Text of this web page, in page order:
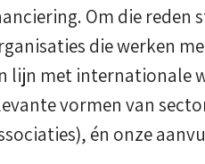
Om die reden
die werken
lijn met internationale
vormen van
én onze